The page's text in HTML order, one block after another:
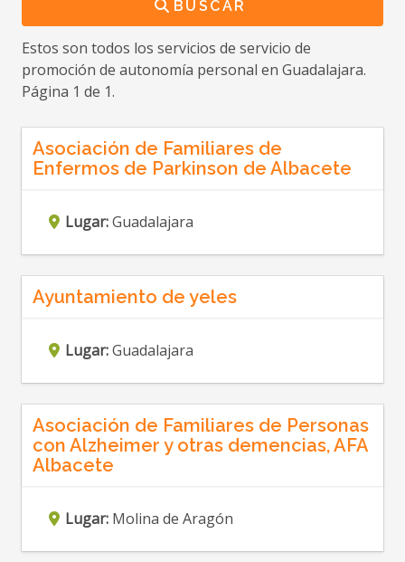
BUSCAR
Estos son todos los servicios de servicio de
promoción de autonomía personal en Guadalajara.
Página 1 de 1.
Asociación de Familiares de
Enfermos de Parkinson de Albacete
Lugar:Guadalajara
Ayuntamiento de yeles
Lugar:Guadalajara
Asociación de Familiares de Personas
con Alzheimer y otras demencias, AFA
Albacete
Lugar: Molina de Aragón